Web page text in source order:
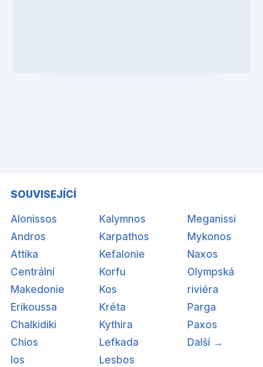
SOUVISEJÍCÍ
Alonissos
Andros
Attika
Centrální
Makedonie
Erikoussa
Chalkidiki
Chios
Ios
Kalymnos
Karpathos
Kefalonie
Korfu
Kos
Kréta
Kythira
Lefkada
Lesbos
Meganissi
Mykonos
Naxos
Olympská
riviéra
Parga
Paxos
Další →